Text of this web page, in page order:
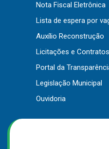
Portal da Transparência
Radar da Transparência
Cespro
Outros
Nota Fiscal Eletrônica
Lista de espera por
Auxílio Reconstrução
Licitações e Contratos
Portal da
Legislação Municipal
Ouvidoria